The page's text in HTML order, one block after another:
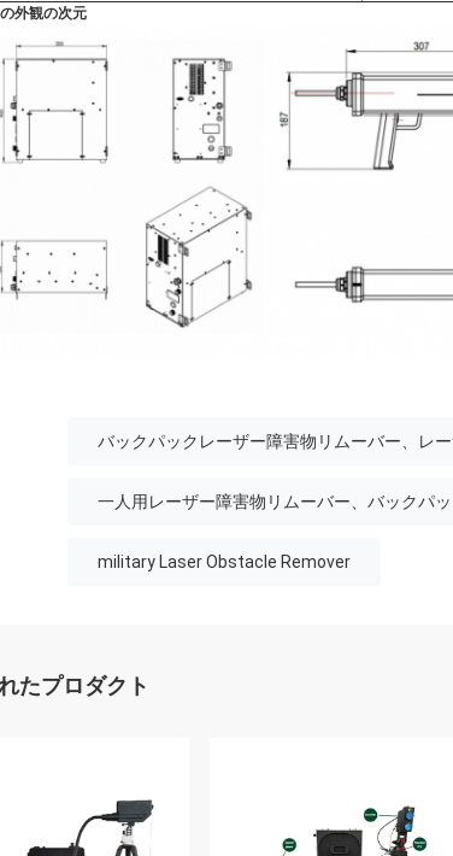
外観の次元
バックパックレーザー障害物リムーバー、レ
一人用レーザー障害物リムーバー、バックパ
military Laser Obstacle Remover
たプロダクト